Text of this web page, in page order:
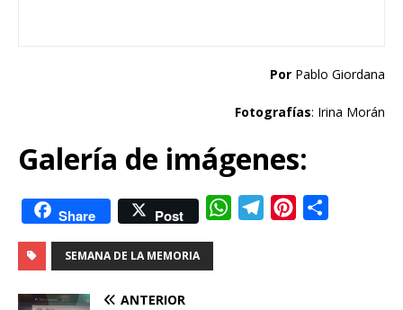
Por Pablo Giordana
Fotografías: Irina Morán
Galería de imágenes:
Share Post
W
SEMANA DE LA MEMORIA
ANTERIOR